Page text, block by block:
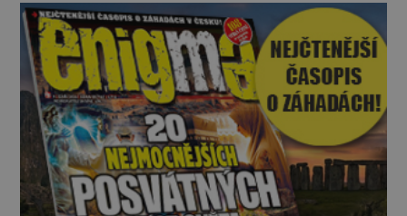
ní vidí důkaz ztracené civilizace nebo dokonce
znalost Antarktidy dávno před jejím objevením.
Jiní tvrdí,